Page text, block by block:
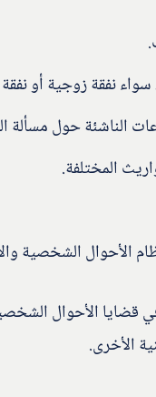
سواء نفقة زوجية أو
الناشئة حول مسألة
المختلفة.
الأحوال الشخصية
الأحوال
الأخرى.